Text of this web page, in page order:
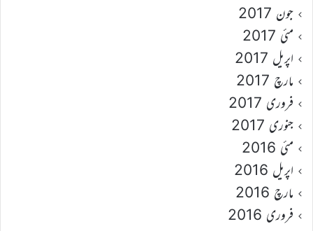
جون 2017
مئی 2017
اپریل 2017
مارچ 2017
فروری 2017
جنوری 2017
مئی 2016
اپریل 2016
مارچ 2016
فروری 2016